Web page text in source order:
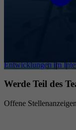
Entwicklungen im
Werde Teil des
Offene Stellenanzeigen